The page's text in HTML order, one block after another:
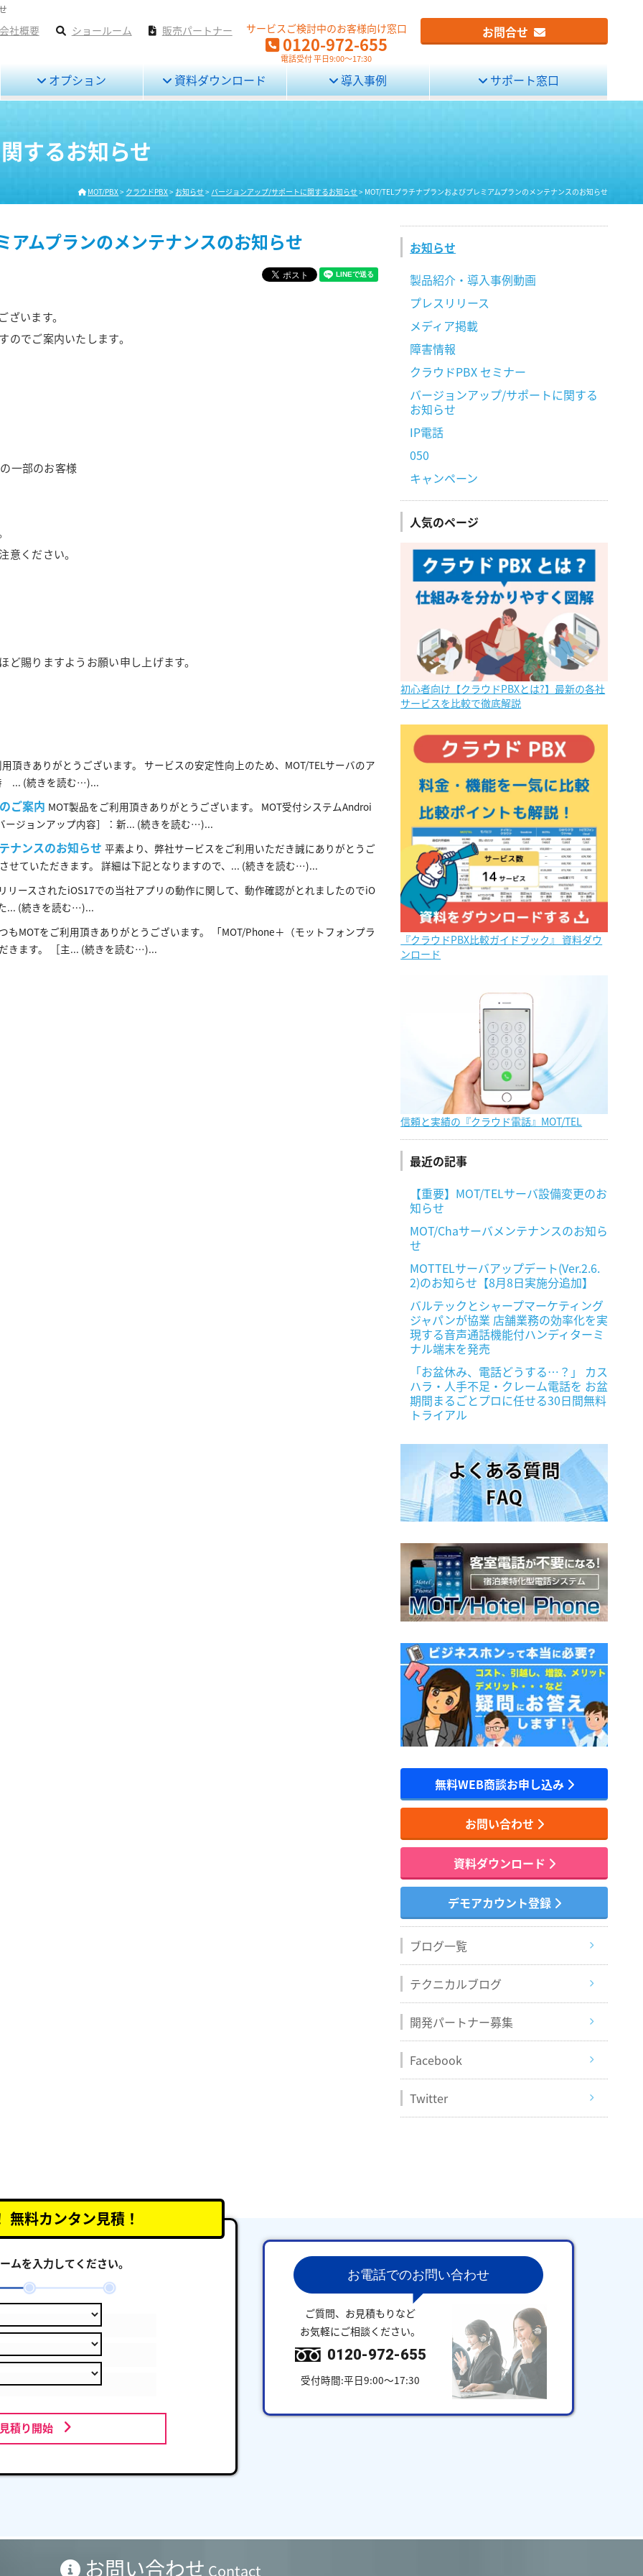
会社概要 ショールーム 販売パートナー サービスご検討中のお客様向け窓口
0120-972-655
電話受付 平日9:00～17:30
お問合せ
オプション 資料ダウンロード 導入事例 サポート窓口
するお知らせ
MOT/PBX> クラウドPBX> お知らせ>バージョンアップ/サポートに関するお知らせ> MOT/TELプラチナプランおよびプレミアムプランのメンテナンスのお知らせ
ムプランのメンテナンスのお知らせ
います。
でご案内いたします。
一部のお客様
ください。
賜りますようお願い申し上げます。
頂きありがとうございます。 サービスの安定性向上のため、MOT/TELサーバのア
... (続きを読む…)...
ご案内 MOT製品をご利用頂きありがとうございます。 MOT受付システムAndroi
ージョンアップ内容］：新... (続きを読む…)...
ナンスのお知らせ 平素より、弊社サービスをご利用いただき誠にありがとうご
せていただきます。 詳細は下記となりますので、... (続きを読む…)...
リースされたiOS17での当社アプリの動作に関して、動作確認がとれましたのでiO
... (続きを読む…)...
もMOTをご利用頂きありがとうございます。 「MOT/Phone＋（モットフォンプラ
きます。 ［主... (続きを読む…)...
お知らせ
製品紹介・導入事例動画
プレスリリース
メディア掲載
障害情報
クラウドPBX セミナー
バージョンアップ/サポートに関する
お知らせ
IP電話
050
キャンペーン
人気のページ
初心者向け【クラウドPBXとは?】最新の各社
サービスを比較で徹底解説
『クラウドPBX比較ガイドブック』 資料ダウ
ンロード
信頼と実績の『クラウド電話』MOT/TEL
最近の記事
【重要】MOT/TELサーバ設備変更のお
知らせ
MOT/Chaサーバメンテナンスのお知ら
せ
MOTTELサーバアップデート(Ver.2.6.
2)のお知らせ【8月8日実施分追加】
バルテックとシャープマーケティング
ジャパンが協業 店舗業務の効率化を実
現する音声通話機能付ハンディターミ
ナル端末を発売
「お盆休み、電話どうする…？」 カス
ハラ・人手不足・クレーム電話を お盆
期間まるごとプロに任せる30日間無料
トライアル
無料WEB商談お申し込み
お問い合わせ
資料ダウンロード
デモアカウント登録
ブログ一覧
テクニカルブログ
開発パートナー募集
Facebook
Twitter
無料カンタン見積！
ムを入力してください。
積り開始
お電話でのお問い合わせ
ご質問、お見積もりなど
お気軽にご相談ください。
0120-972-655
受付時間:平日9:00～17:30
お問い合わせ Contact